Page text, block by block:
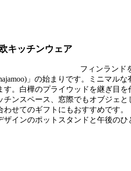
キッチンウェア
フィンランド
」の始まりです。ミニマル
。白樺のプライウッドを継ぎ目
ンスペース、窓際でもオブジェと
せてのギフトにもおすすめです。
インのポットスタンドと午後の